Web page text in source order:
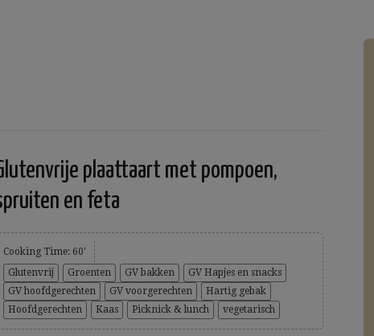
plaattaart met pompoen,
en feta
Cooking Time: 60'
Glutenvrij
Groenten GV bakken
GV Hapjes en snacks
GV hoofdgerechten
GV voorgerechten
Hartig gebak
Hoofdgerechten
Kaas Picknick & lunch vegetarisch